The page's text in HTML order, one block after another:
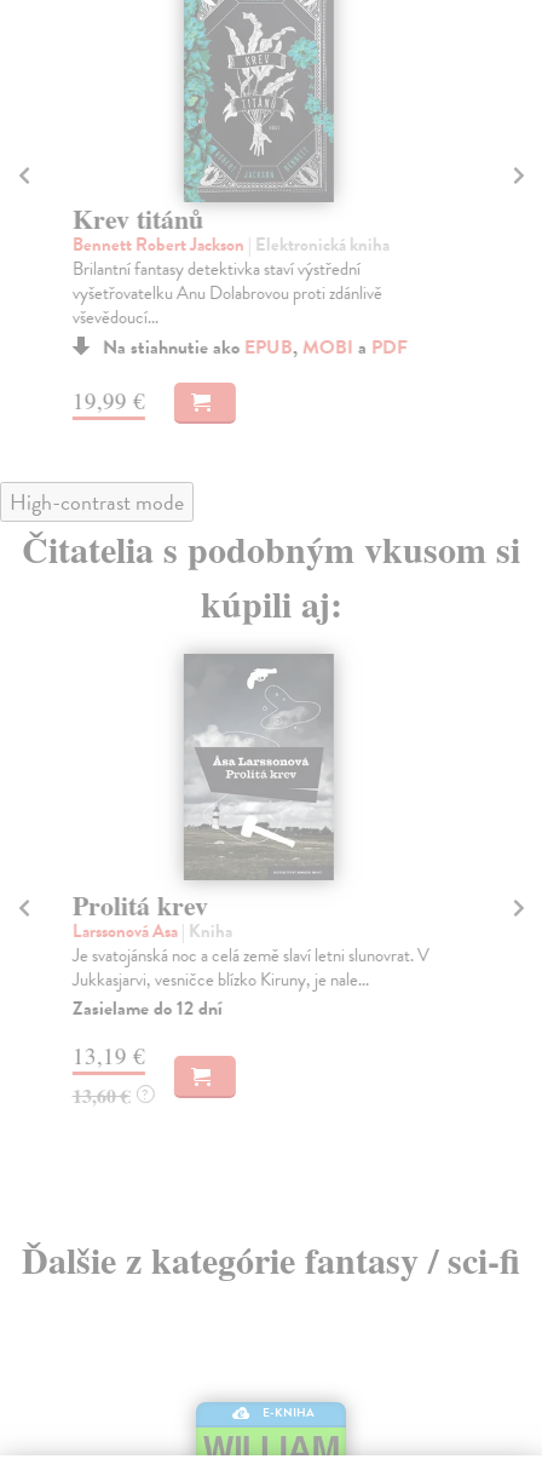
Krev titánů
Bennett Robert Jackson | Elektronická kniha
Brilantní fantasy detektivka staví výstřední
vyšetřovatelku Anu Dolabrovou proti zdánlivě
vševědoucí...
Na stiahnutie ako EPUB,MOBI a PDF
19,99 €
High-contrast mode
Čitatelia s podobným vkusom si
kúpili aj:
Prolitá krev
Larssonová Asa| Kniha
Je svatojánská noc a celá země slaví letni slunovrat. V
Jukkasjarvi, vesničce blízko Kiruny, je nale...
Zasielame do 12 dní
13,19 €
13,60 € ?
Ďalšie z kategórie fantasy / sci-fi
E-KNIHA